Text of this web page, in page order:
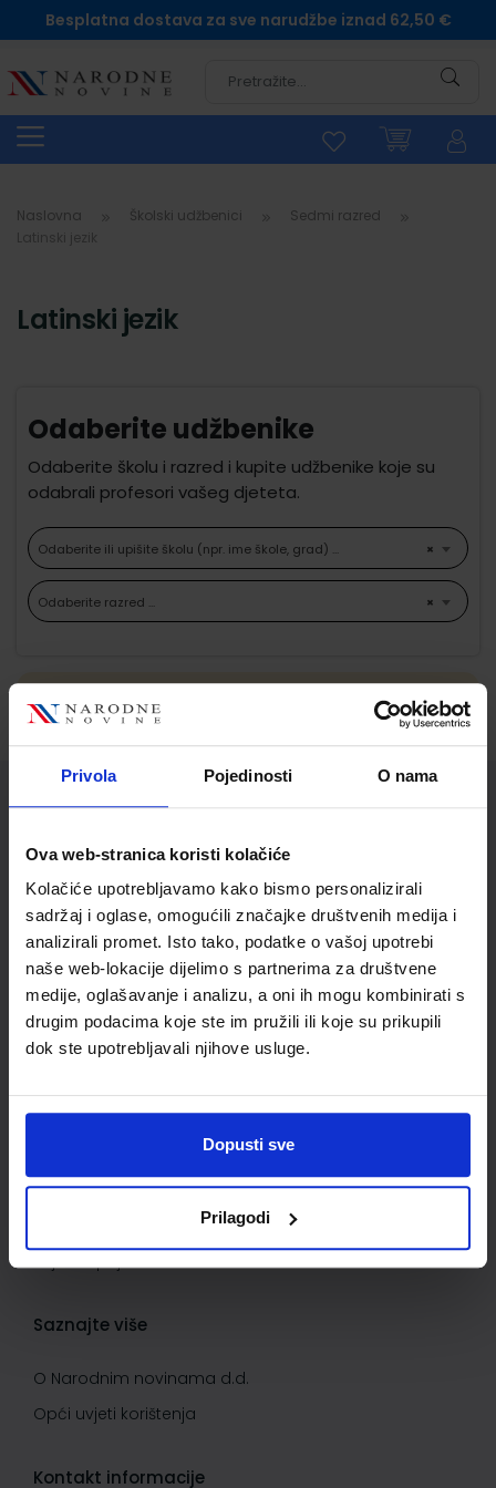
Privola Pojedinosti O nama
Ova web-stranica koristi kolačiće
Kolačiće upotrebljavamo kako bismo personalizirali
sadržaj i oglase, omogućili značajke društvenih medija i
analizirali promet. Isto tako, podatke o vašoj upotrebi
naše web-lokacije dijelimo s partnerima za društvene
medije, oglašavanje i analizu, a oni ih mogu kombinirati s
drugim podacima koje ste im pružili ili koje su prikupili
dok ste upotrebljavali njihove usluge.
Dopusti sve
Prilagodi
Besplatna dostava za sve narudžbe iznad 62,50 €
Naslovna Školski udžbenici
Sedmi razred
Latinski jezik
Odaberite udžbenike
Odaberite školu i razred i kupite udžbenike koje su
odabrali profesori vašeg djeteta.
×
Odaberite ili upišite školu (npr. ime škole, grad) ...
×
Odaberite razred ...
odgovaraju Vašem odabiru.
Služba za korisnike
Korisnički račun
Status/Povijest narudžbi
Informacije o dostavi
Povrat proizvoda i reklamacije
Kontaktirajte nas
Kako kupovati
Privatnost i sigurnost podataka
Uvjeti kupnje
Saznajte više
O Narodnim novinama d.d.
Opći uvjeti korištenja
Kontakt informacije